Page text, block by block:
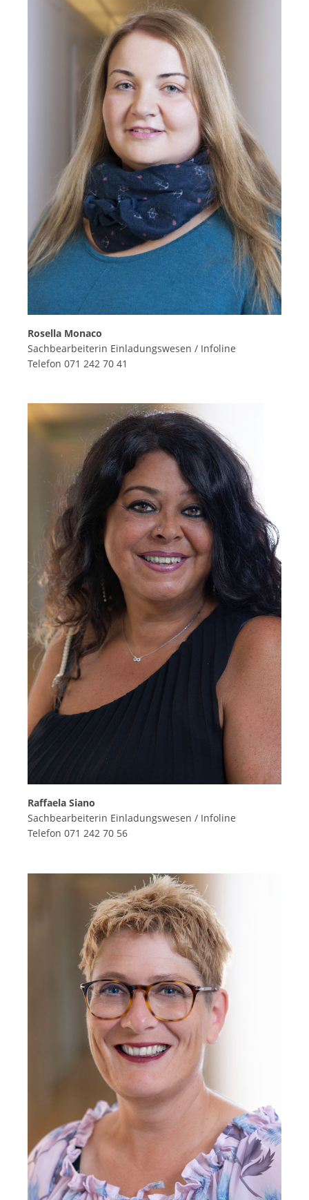
Rosella Monaco
Sachbearbeiterin Einladungswesen / Infoline
Telefon 071 242 70 41
Raffaela Siano
Sachbearbeiterin Einladungswesen / Infoline
Telefon 071 242 70 56